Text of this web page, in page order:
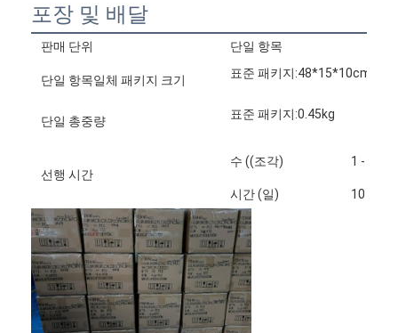
포장 및 배달
판매 단위 단일 항목
단일 항목일체 패키지 크기 표준 패키지:48*15*10cm
단일 총중량 표준 패키지:0.45kg
선행 시간
수 ((조각) 1 - 100
시간 (일) 10